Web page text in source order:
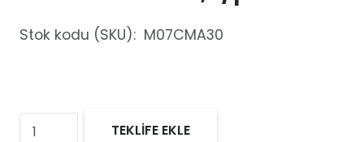
Stok kodu (SKU): M07CMA30
Kromasil
TEKLİFE EKLE